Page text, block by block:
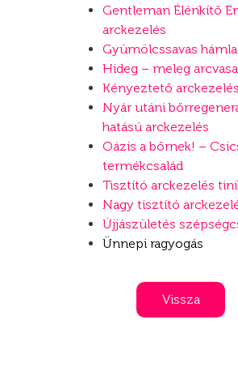
Gentleman Élénkítő
arckezelés
Gyümölcssavas
Hideg – meleg
Kényeztető arckezelés
Nyár utáni
hatású arckezelés
Oázis a bőrnek! –
termékcsalád
Tisztító arckezelés
Nagy tisztító
Újjászületés
Ünnepi ragyogás
Vissza